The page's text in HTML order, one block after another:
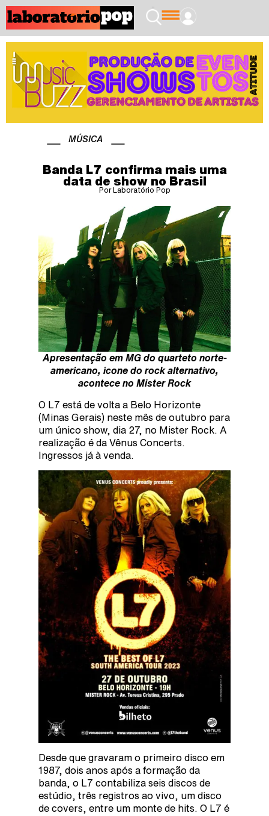
MÚSICA
Banda L7 confirma mais uma
data de show no Brasil
Por Laboratório Pop
Apresentação em MG do quarteto norte-
americano, ícone do rock alternativo,
acontece no Mister Rock
O L7 está de volta a Belo Horizonte
(Minas Gerais) neste mês de outubro para
um único show, dia 27, no Mister Rock. A
realização é da Vênus Concerts.
Ingressos já à venda.
Desde que gravaram o primeiro disco em
1987, dois anos após a formação da
banda, o L7 contabiliza seis discos de
estúdio, três registros ao vivo, um disco
de covers, entre um monte de hits. O L7 é